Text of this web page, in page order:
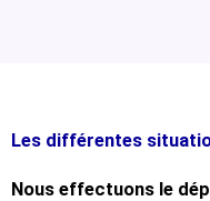
Les différentes
Nous effectuons le